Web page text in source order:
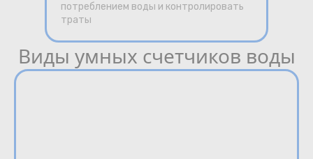
потреблением воды и контролировать
траты
Виды умных счетчиков воды